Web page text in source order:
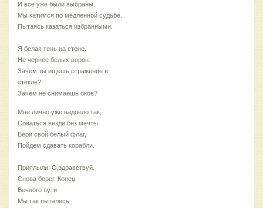
И все уже были выбраны.
Мы катимся по медленной судьбе.
Пытаясь казаться избранными.
Я белая тень на стене.
Не чернее белых ворон.
Зачем ты ищешь отражение в
стекле?
Зачем не снимаешь оков?
Мне лично уже надоело так,
Соваться везде без мечты.
Бери свой белый флаг,
Пойдем сдавать корабли.
Приплыли! О,здравствуй.
Снова берег. Конец
Вечного пути.
Мы так пытались